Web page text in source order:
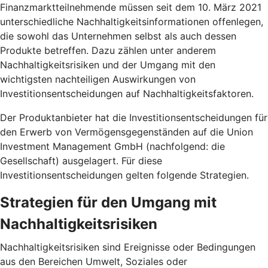
Finanzmarktteilnehmende müssen seit dem 10. März 2021
unterschiedliche Nachhaltigkeitsinformationen offenlegen,
die sowohl das Unternehmen selbst als auch dessen
Produkte betreffen. Dazu zählen unter anderem
Nachhaltigkeitsrisiken und der Umgang mit den
wichtigsten nachteiligen Auswirkungen von
Investitionsentscheidungen auf Nachhaltigkeitsfaktoren.
Der Produktanbieter hat die Investitionsentscheidungen für
den Erwerb von Vermögensgegenständen auf die Union
Investment Management GmbH (nachfolgend: die
Gesellschaft) ausgelagert. Für diese
Investitionsentscheidungen gelten folgende Strategien.
Strategien für den Umgang mit
Nachhaltigkeitsrisiken
Nachhaltigkeitsrisiken sind Ereignisse oder Bedingungen
aus den Bereichen Umwelt, Soziales oder